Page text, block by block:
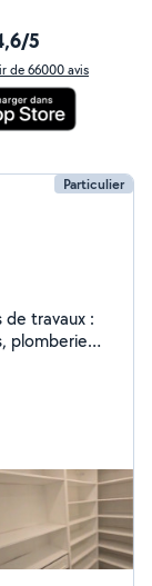
5
de 66000 avis
Particulier
travaux :
plomberie
je
avec soin
pour un